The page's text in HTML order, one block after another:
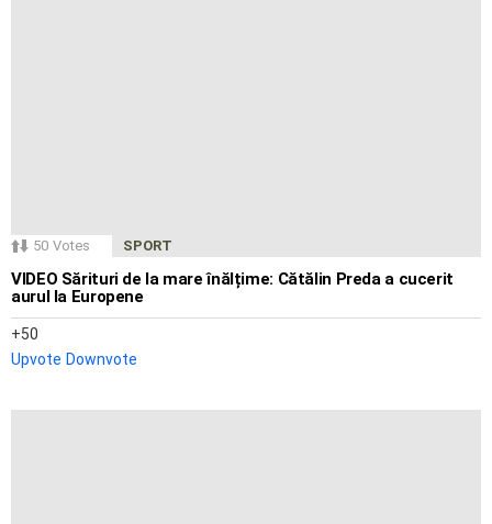
50 Votes SPORT
VIDEO Sărituri de la mare înălțime: Cătălin Preda a cucerit
aurul la Europene
50
Upvote Downvote